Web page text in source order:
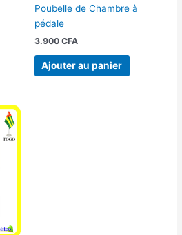
Poubelle de Chambre à
pédale
3.900 CFA
Ajouter au panier